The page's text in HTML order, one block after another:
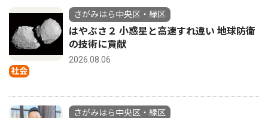
社会
さがみはら中央区・緑区
はやぶさ２ 小惑星と高速すれ違い 地球防衛
の技術に貢献
2026.08.06
さがみはら中央区・緑区